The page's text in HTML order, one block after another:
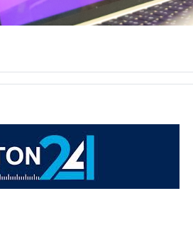
va yangi ko‘nikmalar” mavzusida